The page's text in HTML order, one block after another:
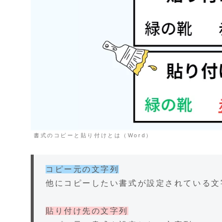
書式のコピーと貼り付けとは（Word）
コピー元の文字列
他にコピーしたい書式が設定されている文
貼り付け先の文字列